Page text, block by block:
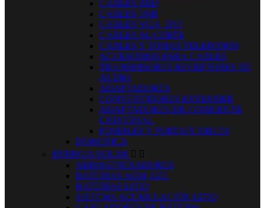
CABLES RED
CABLES USB
CABLES VGA, DVI
CABLES AL CORTE
CABLES Y TOMAS TELEFONOS
ACCESORIOS PARA CABLES
TRANSMISORES RECEPTORES DE
AUDIO
ADAPTADORES
CONVERTIDORES EXTENDER
ADAPTADORES DE CORRIENTE
UNIVERSAL
FUSIBLES Y PORTAFUSIBLES
DOMOTICA
ENERGIA SOLAR  
AEROGENERADORES
BATERIAS AGM, GEL
BATERIAS LITIO
SISTEMA ACUMULACIÓN LITIO